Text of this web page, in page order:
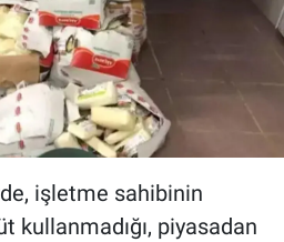
işletme sahibinin
kullanmadığı, piyasadan